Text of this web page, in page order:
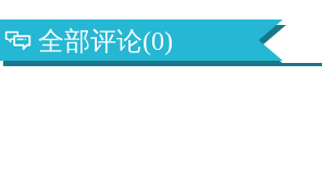
全部评论(0)